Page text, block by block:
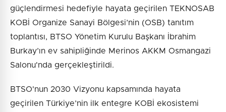
güçlendirmesi hedefiyle hayata geçirilen TEKNOSAB
KOBİ Organize Sanayi Bölgesi’nin (OSB) tanıtım
toplantısı, BTSO Yönetim Kurulu Başkanı İbrahim
Burkay’ın ev sahipliğinde Merinos AKKM Osmangazi
Salonu'nda gerçekleştirildi.
BTSO'nun 2030 Vizyonu kapsamında hayata
geçirilen Türkiye’nin ilk entegre KOBİ ekosistemi